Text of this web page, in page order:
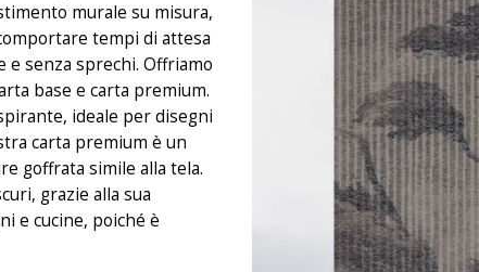
murale su misura,
tempi di attesa
senza sprechi. Offriamo
base e carta premium.
ideale per disegni
carta premium è un
goffrata simile alla tela.
grazie alla sua
e cucine, poiché è